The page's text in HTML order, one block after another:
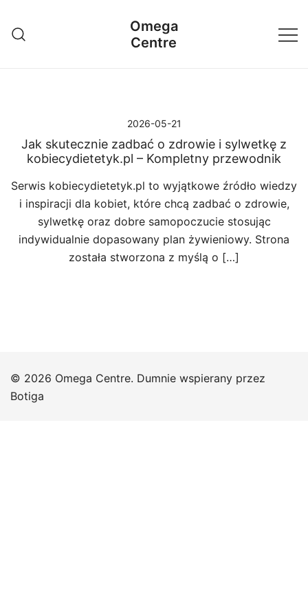
treści
Omega
Centre
2026-05-21
Jak skutecznie zadbać o zdrowie i sylwetkę z
kobiecydietetyk.pl – Kompletny przewodnik
Serwis kobiecydietetyk.pl to wyjątkowe źródło wiedzy
i inspiracji dla kobiet, które chcą zadbać o zdrowie,
sylwetkę oraz dobre samopoczucie stosując
indywidualnie dopasowany plan żywieniowy. Strona
została stworzona z myślą o […]
© 2026 Omega Centre. Dumnie wspierany przez
Botiga